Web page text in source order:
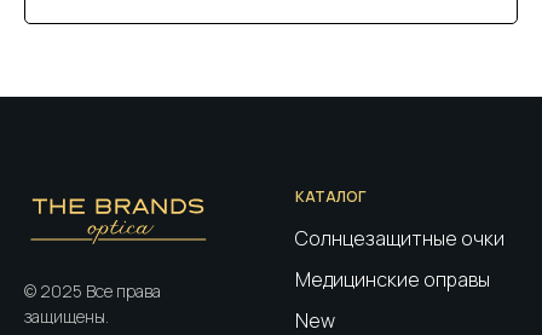
© 2025 Все права
защищены.
КАТАЛОГ
Солнцезащитные очки
Медицинские оправы
New